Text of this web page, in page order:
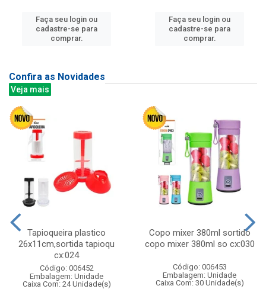
Faça seu login ou
cadastre-se para
comprar.
Faça seu login ou
cadastre-se para
comprar.
Confira as Novidades
Veja mais
Tapioqueira plastico
26x11cm,sortida tapioqu
cx:024
Código: 006452
Embalagem: Unidade
Caixa Com: 24 Unidade(s)
Copo mixer 380ml sortido
copo mixer 380ml so cx:030
Código: 006453
Embalagem: Unidade
Caixa Com: 30 Unidade(s)